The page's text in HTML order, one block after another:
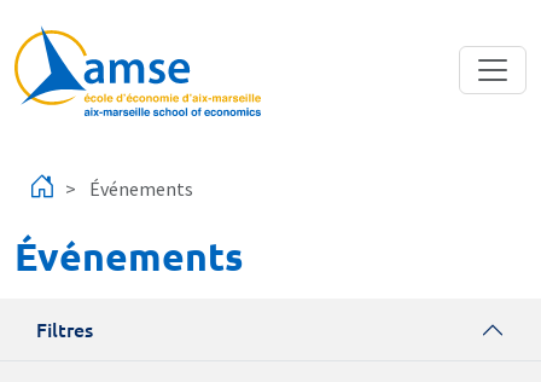
Événements
Événements
Filtres